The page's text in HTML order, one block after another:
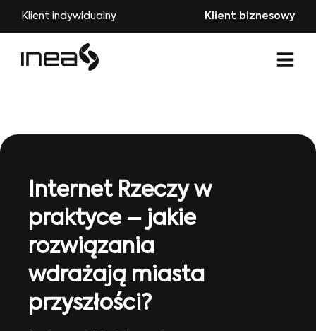
Klient indywidualny Klient biznesowy
Internet Rzeczy w
praktyce – jakie
rozwiązania
wdrażają miasta
przyszłości?